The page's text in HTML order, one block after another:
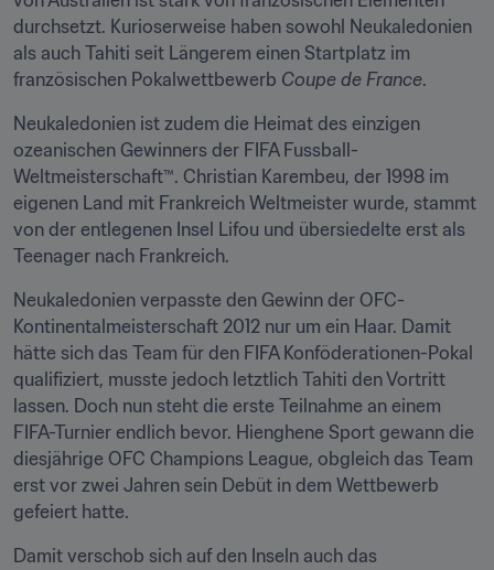
durchsetzt. Kurioserweise haben sowohl Neukaledonien
als auch Tahiti seit Längerem einen Startplatz im
französischen Pokalwettbewerb Coupe de France.
Neukaledonien ist zudem die Heimat des einzigen
ozeanischen Gewinners der FIFA Fussball-
Weltmeisterschaft™. Christian Karembeu, der 1998 im
eigenen Land mit Frankreich Weltmeister wurde, stammt
von der entlegenen Insel Lifou und übersiedelte erst als
Teenager nach Frankreich.
Neukaledonien verpasste den Gewinn der OFC-
Kontinentalmeisterschaft 2012 nur um ein Haar. Damit
hätte sich das Team für den FIFA Konföderationen-Pokal
qualifiziert, musste jedoch letztlich Tahiti den Vortritt
lassen. Doch nun steht die erste Teilnahme an einem
FIFA-Turnier endlich bevor. Hienghene Sport gewann die
diesjährige OFC Champions League, obgleich das Team
erst vor zwei Jahren sein Debüt in dem Wettbewerb
gefeiert hatte.
Damit verschob sich auf den Inseln auch das